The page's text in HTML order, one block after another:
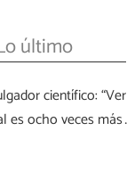
último
científico: “Ver
es ocho veces más
ganar un Mundial”